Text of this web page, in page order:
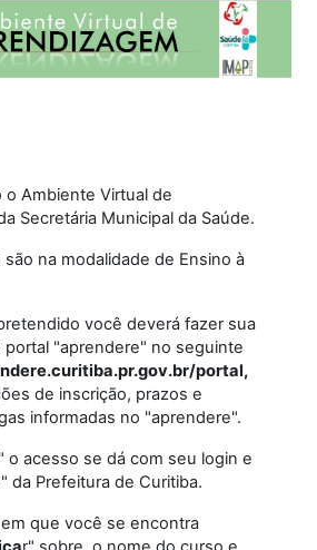
Ambiente Virtual de
Secretária Municipal da Saúde.
na modalidade de Ensino à
você deverá fazer sua
portal "aprendere" no seguinte
portal,
de inscrição, prazos e
informadas no "aprendere".
o acesso se dá com seu login e
da Prefeitura de Curitiba.
que você se encontra